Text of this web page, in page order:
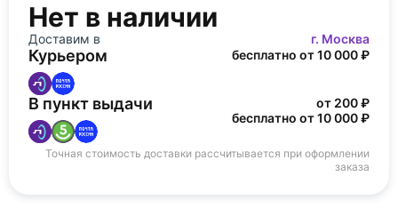
Нет в наличии
Доставим в г. Москва
Курьером бесплатно от 10 000 ₽
В пункт выдачи
от 200 ₽
бесплатно от 10 000 ₽
Точная стоимость доставки рассчитывается при оформлении
заказа